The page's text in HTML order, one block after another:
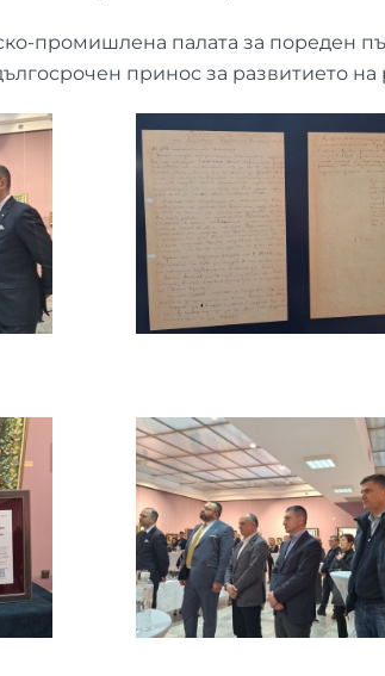
промишлена палата за пореден
принос за развитието на